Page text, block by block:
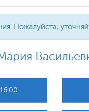
Пожалуйста,